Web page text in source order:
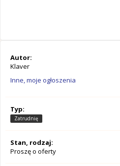
Autor:
Klaver
Inne, moje ogłoszenia
Typ:
Zatrudnię
Stan, rodzaj:
Proszę o oferty